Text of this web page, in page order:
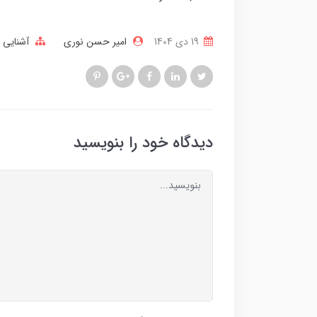
امیر حسن نوری
دیدگاه خود را بنویسید